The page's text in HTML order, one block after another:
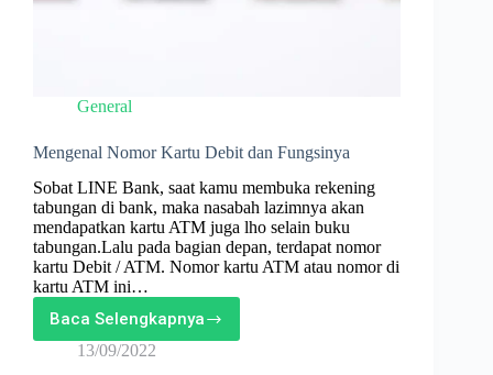
General
Mengenal Nomor Kartu Debit dan Fungsinya
Sobat LINE Bank, saat kamu membuka rekening
tabungan di bank, maka nasabah lazimnya akan
mendapatkan kartu ATM juga lho selain buku
tabungan.Lalu pada bagian depan, terdapat nomor
kartu Debit / ATM. Nomor kartu ATM atau nomor di
kartu ATM ini…
Baca Selengkapnya
Mengenal
Nomor
13/09/2022